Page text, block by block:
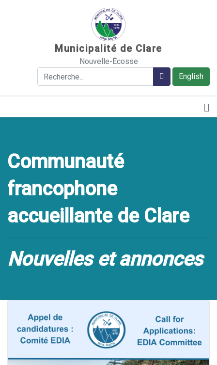
Municipalité de Clare
Nouvelle-Écosse
English
Rechercher Rechercher
Communauté
francophone
accueillante de Clare
Nouvelles et annonces